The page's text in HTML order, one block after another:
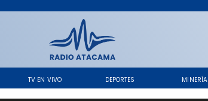
TV EN VIVO DEPORTES MINERÍA